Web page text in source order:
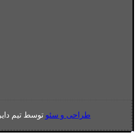
طراحی و سئو توسط تیم